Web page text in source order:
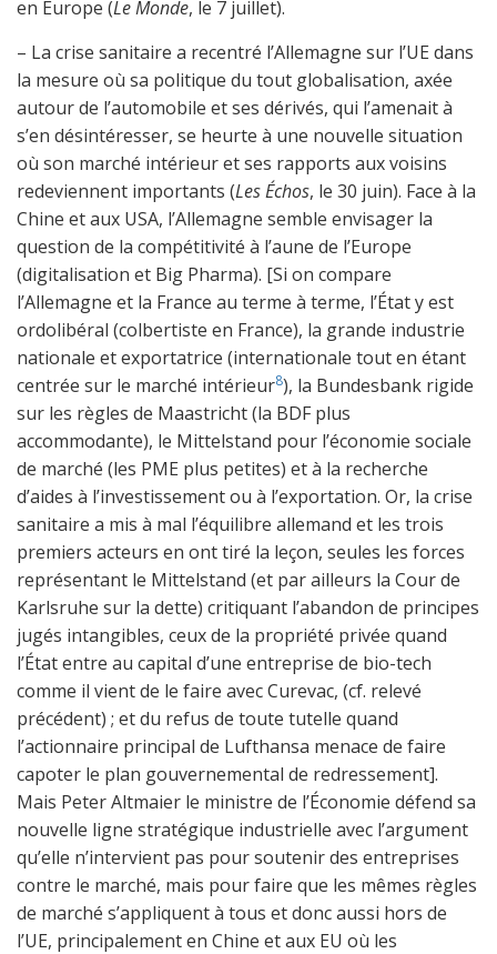
en Europe (Le Monde, le 7 juillet).
– La crise sanitaire a recentré l’Allemagne sur l’UE dans
la mesure où sa politique du tout globalisation, axée
autour de l’automobile et ses dérivés, qui l’amenait à
s’en désintéresser, se heurte à une nouvelle situation
où son marché intérieur et ses rapports aux voisins
redeviennent importants (Les Échos, le 30 juin). Face à la
Chine et aux USA, l’Allemagne semble envisager la
question de la compétitivité à l’aune de l’Europe
(digitalisation et Big Pharma). [Si on compare
l’Allemagne et la France au terme à terme, l’État y est
ordolibéral (colbertiste en France), la grande industrie
nationale et exportatrice (internationale tout en étant
centrée sur le marché intérieur8), la Bundesbank rigide
sur les règles de Maastricht (la BDF plus
accommodante), le Mittelstand pour l’économie sociale
de marché (les PME plus petites) et à la recherche
d’aides à l’investissement ou à l’exportation. Or, la crise
sanitaire a mis à mal l’équilibre allemand et les trois
premiers acteurs en ont tiré la leçon, seules les forces
représentant le Mittelstand (et par ailleurs la Cour de
Karlsruhe sur la dette) critiquant l’abandon de principes
jugés intangibles, ceux de la propriété privée quand
l’État entre au capital d’une entreprise de bio-tech
comme il vient de le faire avec Curevac, (cf. relevé
précédent) ; et du refus de toute tutelle quand
l’actionnaire principal de Lufthansa menace de faire
capoter le plan gouvernemental de redressement].
Mais Peter Altmaier le ministre de l’Économie défend sa
nouvelle ligne stratégique industrielle avec l’argument
qu’elle n’intervient pas pour soutenir des entreprises
contre le marché, mais pour faire que les mêmes règles
de marché s’appliquent à tous et donc aussi hors de
l’UE, principalement en Chine et aux EU où les